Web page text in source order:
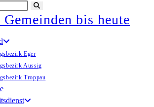
starten
Gemeinden bis heute
Eger
Aussig
Troppau